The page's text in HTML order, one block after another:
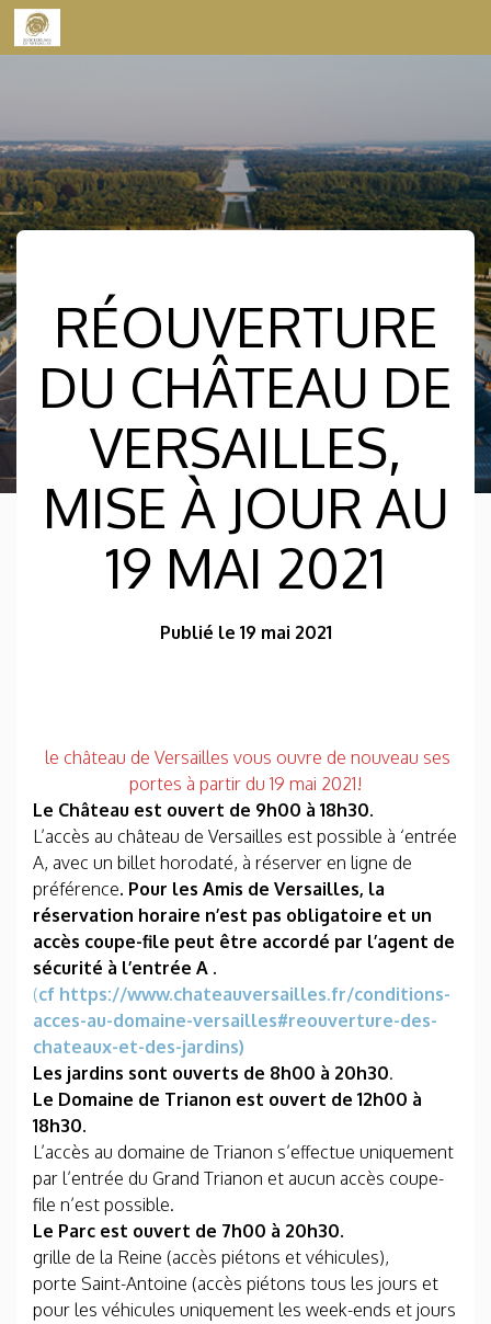
Skip to content
RÉOUVERTURE
DU CHÂTEAU DE
VERSAILLES,
MISE À JOUR AU
19 MAI 2021
Publié le 19 mai 2021
le château de Versailles vous ouvre de nouveau ses
portes à partir du 19 mai 2021!
Le Château est ouvert de 9h00 à 18h30.
L’accès au château de Versailles est possible à ‘entrée
A, avec un billet horodaté, à réserver en ligne de
préférence. Pour les Amis de Versailles, la
réservation horaire n’est pas obligatoire et un
accès coupe-file peut être accordé par l’agent de
sécurité à l’entrée A .
(cf https://www.chateauversailles.fr/conditions-
acces-au-domaine-versailles#reouverture-des-
chateaux-et-des-jardins)
Les jardins sont ouverts de 8h00 à 20h30.
Le Domaine de Trianon est ouvert de 12h00 à
18h30.
L’accès au domaine de Trianon s’effectue uniquement
par l’entrée du Grand Trianon et aucun accès coupe-
file n’est possible.
Le Parc est ouvert de 7h00 à 20h30.
grille de la Reine (accès piétons et véhicules),
porte Saint-Antoine (accès piétons tous les jours et
pour les véhicules uniquement les week-ends et jours